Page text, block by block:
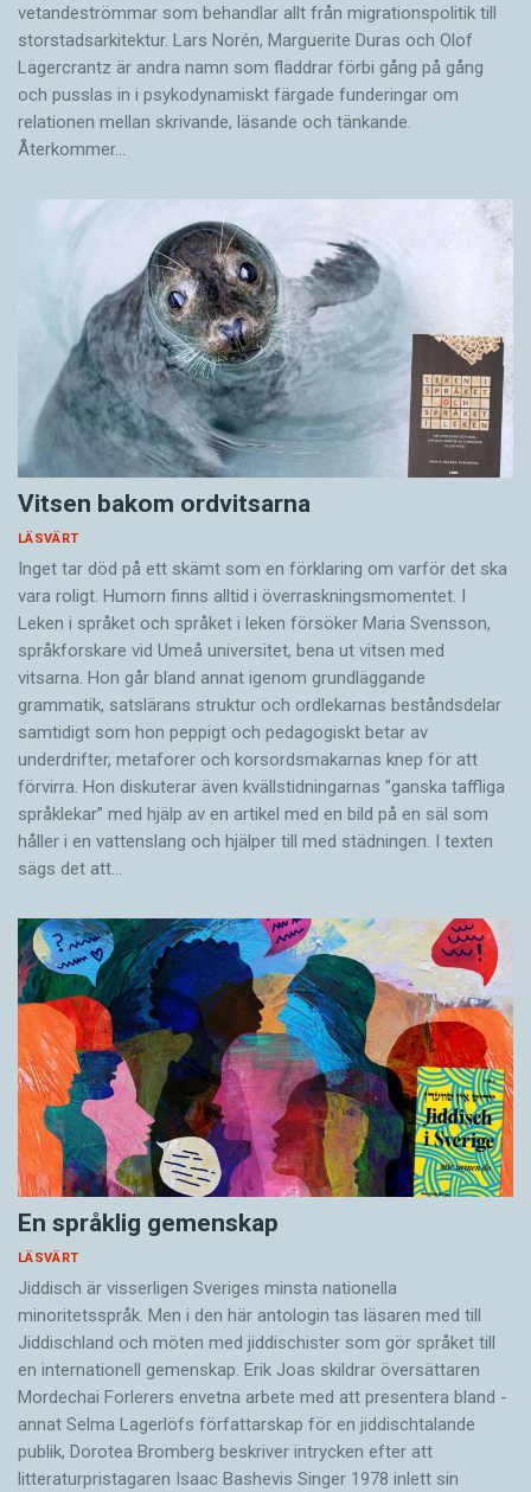
vetandeströmmar som behandlar allt från migrationspolitik till
storstadsarkitektur. Lars Norén, Marguerite Duras och Olof
Lagercrantz är andra namn som fladdrar förbi gång på gång
och pusslas in i psykodynamiskt färgade funderingar om
relationen mellan skrivande, läsande och tänkande.
Återkommer…
Vitsen bakom ordvitsarna
LÄSVÄRT
Inget tar död på ett skämt som en förklaring om varför det ska
vara roligt. Humorn finns alltid i överrask­ningsmomentet. I
Leken i språket och språket i leken för­söker Maria Svensson,
språkforskare vid Umeå universitet, bena ut vitsen med
vitsarna. Hon går bland annat igenom grundläggande
grammatik, satslärans struktur och ord­lekarnas beståndsdelar
samtidigt som hon peppigt och pedagogiskt betar av
underdrifter, meta­forer och korsords­makarnas knep för att
förvirra. Hon diskuterar även ­kvällstidningarnas ”ganska taffliga
språklekar” med hjälp av en artikel med en bild på en säl som
håller i en vatten­slang och hjälper till med städningen. I ­texten
sägs det att…
En språklig gemenskap
LÄSVÄRT
Jiddisch är visserligen Sveriges minsta nationella
minoritetsspråk. Men i den här antologin tas läsaren med till
Jiddischland och möten med jiddischister som gör språket till
en internationell gemenskap. Erik Joas skildrar översättaren
Morde­chai Forlerers envetna arbete med att presentera bland ­
annat Selma Lagerlöfs författarskap för en jiddisch­talande
publik, Dorotea Bromberg beskriver intrycken efter att
litteraturpristagaren Isaac Bashevis Singer 1978 inlett sin